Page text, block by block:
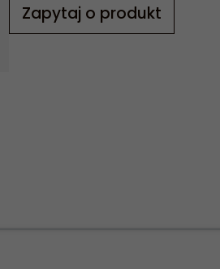
Zapytaj o produkt